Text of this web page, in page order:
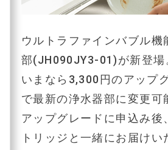
ウルトラファインバブル機
部(JH090JY3-01)が新登場
いまなら3,300円のアップ
で最新の浄水器部に変更可
アップグレードに申込み後
トリッジと一緒にお届けい